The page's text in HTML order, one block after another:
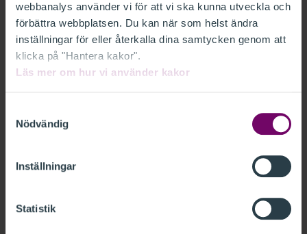
webbanalys använder vi för att vi ska kunna utveckla och
förbättra webbplatsen. Du kan när som helst ändra
inställningar för eller återkalla dina samtycken genom att
klicka på "Hantera kakor".
Läs mer om hur vi använder kakor
Nödvändig
Inställningar
Statistik
I dag skiljer sig auktorisationerna åt, bland annat
genom olika standarder och skilda processer för
kvalitetskontroll. Dessa olikheter skapar en otydlighet
för företag som ska anlita en konsult och gör det
auktorisation.
En enhetlig auktorisation skulle även stärka tryggheten
både för dem som redan är auktoriserade av FAR eller
Srf konsulterna och för dem som funderar på att ta